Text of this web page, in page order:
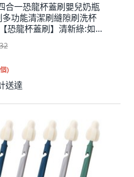
合一恐龍杯蓋刷嬰兒奶瓶
多功能清潔刷縫隙刷洗杯
恐龍杯蓋刷】清新綠:如
)
送達